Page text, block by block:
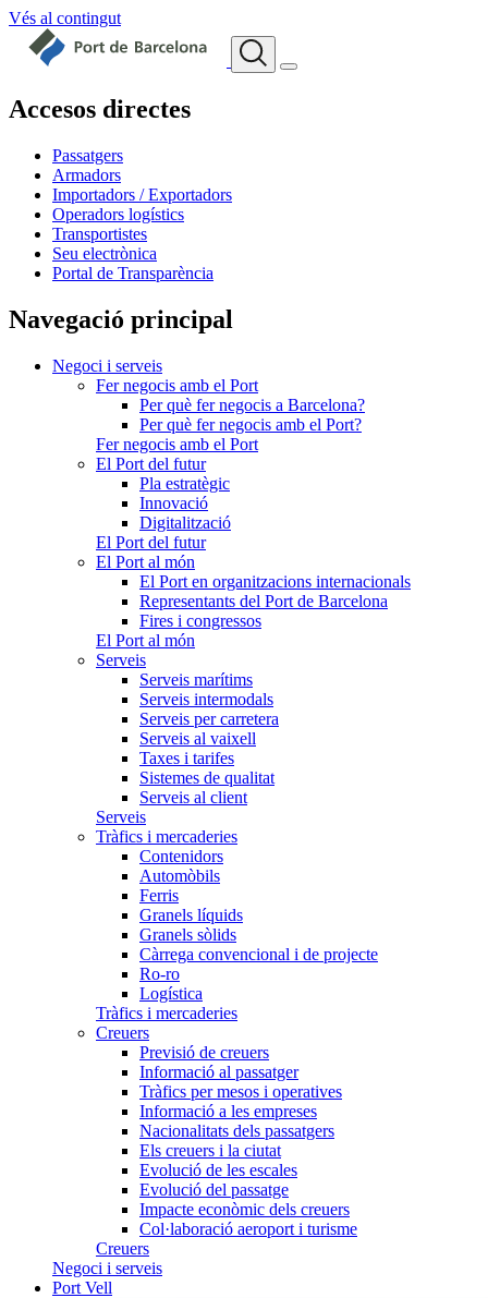
Vés al contingut
Accesos directes
Passatgers
Armadors
Importadors / Exportadors
Operadors logístics
Transportistes
Seu electrònica
Portal de Transparència
Navegació principal
Negoci i serveis
Fer negocis amb el Port
Per què fer negocis a Barcelona?
Per què fer negocis amb el Port?
Fer negocis amb el Port
El Port del futur
Pla estratègic
Innovació
Digitalització
El Port del futur
El Port al món
El Port en organitzacions internacionals
Representants del Port de Barcelona
Fires i congressos
El Port al món
Serveis
Serveis marítims
Serveis intermodals
Serveis per carretera
Serveis al vaixell
Taxes i tarifes
Sistemes de qualitat
Serveis al client
Serveis
Tràfics i mercaderies
Contenidors
Automòbils
Ferris
Granels líquids
Granels sòlids
Càrrega convencional i de projecte
Ro-ro
Logística
Tràfics i mercaderies
Creuers
Previsió de creuers
Informació al passatger
Tràfics per mesos i operatives
Informació a les empreses
Nacionalitats dels passatgers
Els creuers i la ciutat
Evolució de les escales
Evolució del passatge
Impacte econòmic dels creuers
Col·laboració aeroport i turisme
Creuers
Negoci i serveis
Port Vell